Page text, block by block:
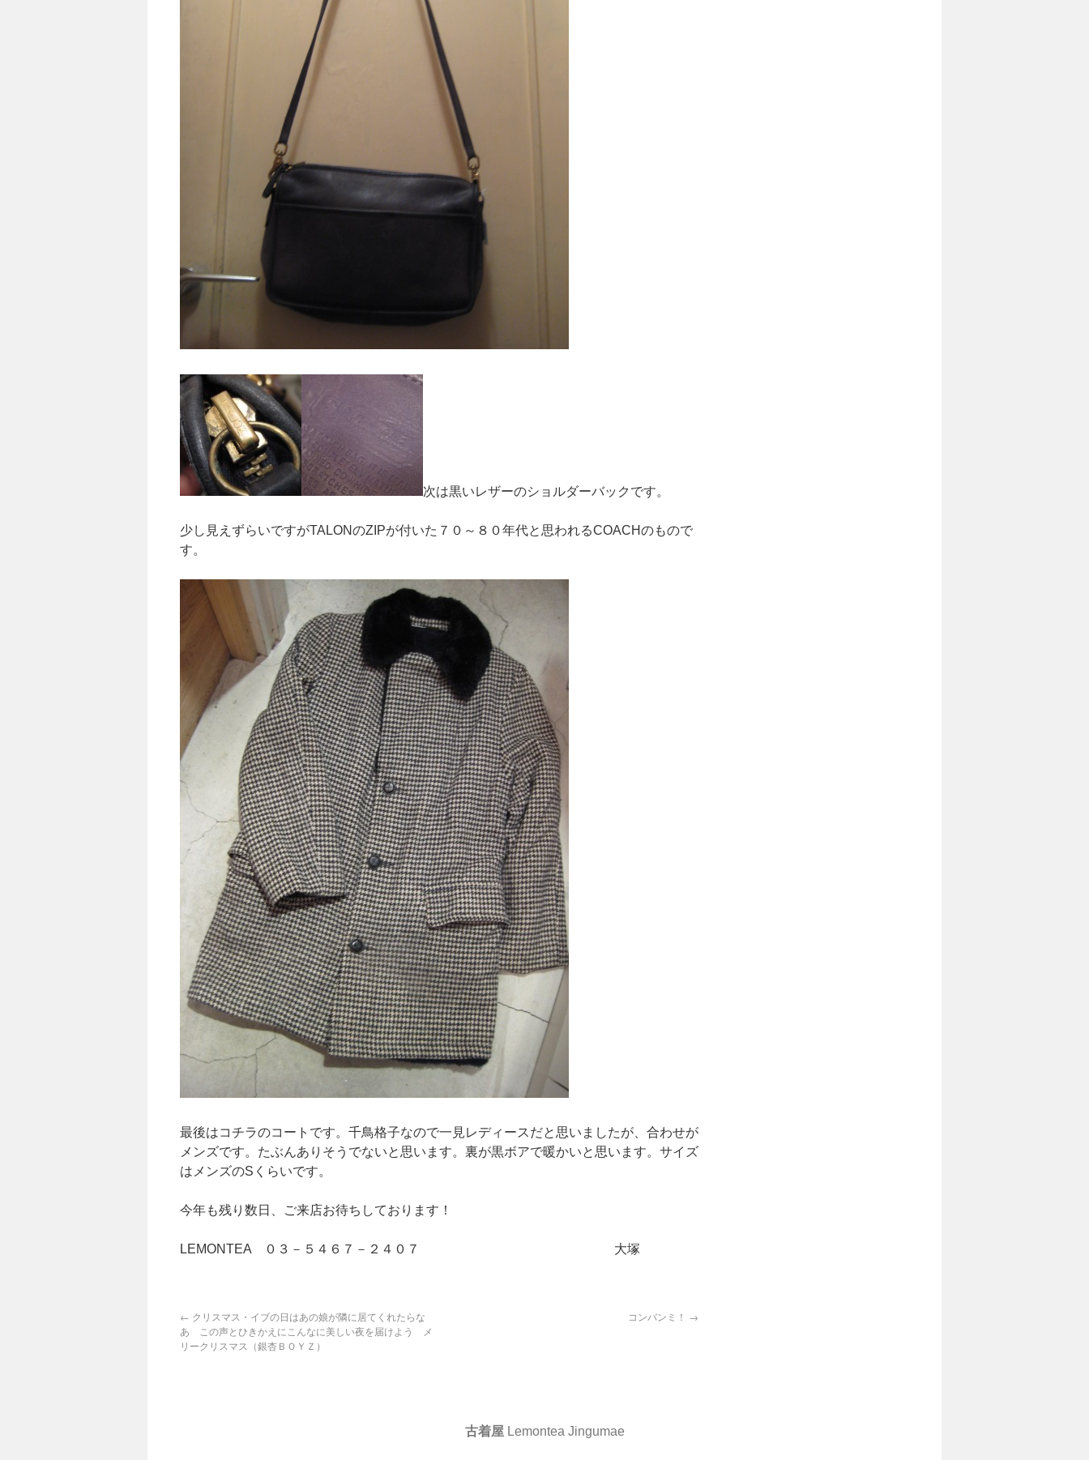
次は黒いレザーのショルダーバックです。
少し見えずらいですがTALONのZIPが付いた７０～８０年代と思われるCOACHのもので
す。
最後はコチラのコートです。千鳥格子なので一見レディースだと思いましたが、合わせが
メンズです。たぶんありそうでないと思います。裏が黒ボアで暖かいと思います。サイズ
はメンズのSくらいです。
今年も残り数日、ご来店お待ちしております！
LEMONTEA ０３－５４６７－２４０７ 大塚
← クリスマス・イブの日はあの娘が隣に居てくれたらな
あ この声とひきかえにこんなに美しい夜を届けよう メ
リークリスマス（銀杏ＢＯＹＺ）
コンバンミ！ →
古着屋 Lemontea Jingumae